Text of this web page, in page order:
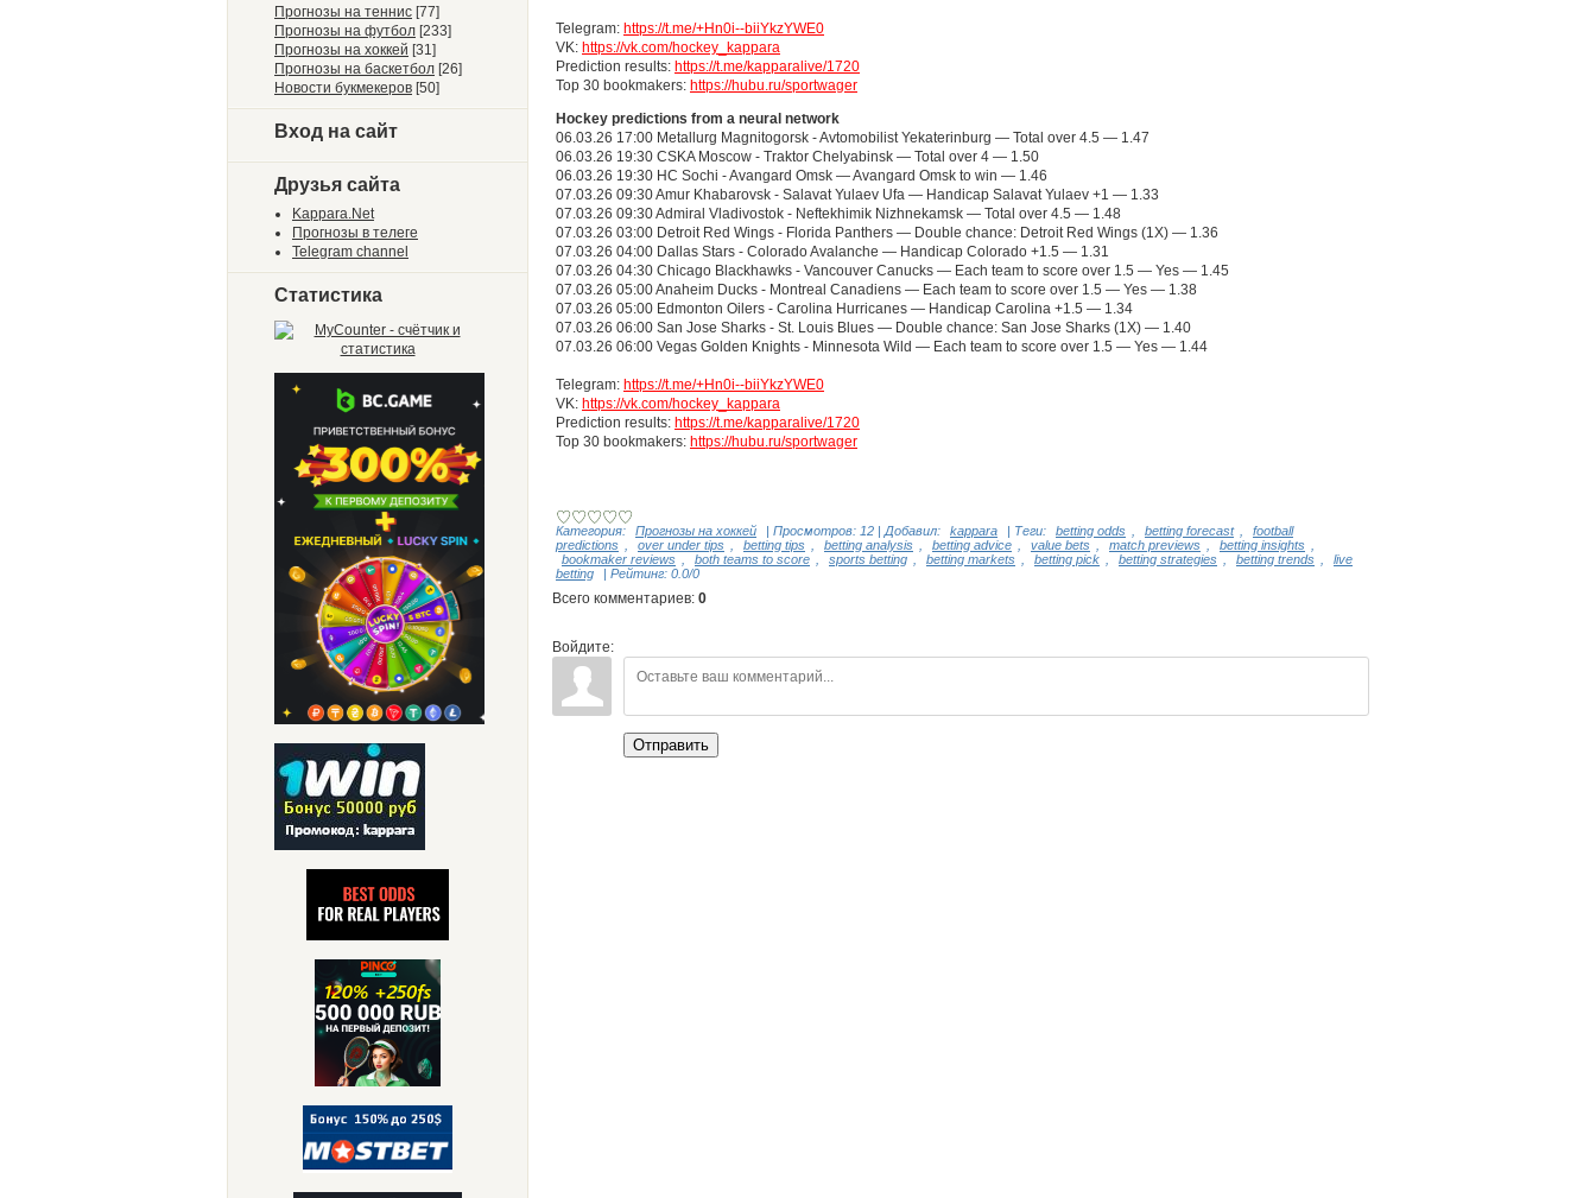
Прогнозы на теннис [77]
Прогнозы на футбол [233]
Прогнозы на хоккей [31]
Прогнозы на баскетбол [26]
Новости букмекеров [50]
Вход на сайт
Друзья сайта
Kappara.Net
Прогнозы в телеге
Telegram channel
Статистика
Telegram: https://t.me/+Hn0i--biiYkzYWE0
VK: https://vk.com/hockey_kappara
Prediction results: https://t.me/kapparalive/1720
Top 30 bookmakers: https://hubu.ru/sportwager
Hockey predictions from a neural network
06.03.26 17:00 Metallurg Magnitogorsk - Avtomobilist Yekaterinburg — Total over 4.5 — 1.47
06.03.26 19:30 CSKA Moscow - Traktor Chelyabinsk — Total over 4 — 1.50
06.03.26 19:30 HC Sochi - Avangard Omsk — Avangard Omsk to win — 1.46
07.03.26 09:30 Amur Khabarovsk - Salavat Yulaev Ufa — Handicap Salavat Yulaev +1 — 1.33
07.03.26 09:30 Admiral Vladivostok - Neftekhimik Nizhnekamsk — Total over 4.5 — 1.48
07.03.26 03:00 Detroit Red Wings - Florida Panthers — Double chance: Detroit Red Wings (1X) — 1.36
07.03.26 04:00 Dallas Stars - Colorado Avalanche — Handicap Colorado +1.5 — 1.31
07.03.26 04:30 Chicago Blackhawks - Vancouver Canucks — Each team to score over 1.5 — Yes — 1.45
07.03.26 05:00 Anaheim Ducks - Montreal Canadiens — Each team to score over 1.5 — Yes — 1.38
07.03.26 05:00 Edmonton Oilers - Carolina Hurricanes — Handicap Carolina +1.5 — 1.34
07.03.26 06:00 San Jose Sharks - St. Louis Blues — Double chance: San Jose Sharks (1X) — 1.40
07.03.26 06:00 Vegas Golden Knights - Minnesota Wild — Each team to score over 1.5 — Yes — 1.44
Telegram: https://t.me/+Hn0i--biiYkzYWE0
VK: https://vk.com/hockey_kappara
Prediction results: https://t.me/kapparalive/1720
Top 30 bookmakers: https://hubu.ru/sportwager
Категория: Прогнозы на хоккей | Просмотров: 12 | Добавил: kappara | Теги: betting odds betting forecast
football
predictions
over under tips betting tips betting analysis betting advice value bets match previews betting insights
bookmaker reviews
both teams to score sports betting betting markets betting pick betting strategies betting trends
live
betting
| Рейтинг: 0.0/0
Всего комментариев: 0
Войдите:
Отправить